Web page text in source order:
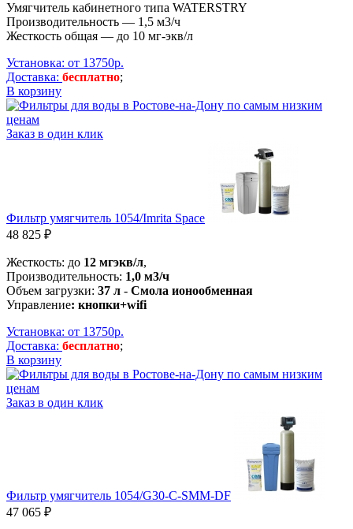
Умягчитель кабинетного типа WATERSTRY
Производительность — 1,5 м3/ч
Жесткость общая — до 10 мг-экв/л
Установка: от 13750р.
Доставка: бесплатно;
В корзину
Заказ в один клик
Фильтр умягчитель 1054/Imrita Space
48 825 ₽
Жесткость: до 12 мгэкв/л,
Производительность: 1,0 м3/ч
Объем загрузки: 37 л - Смола ионообменная
Управление: кнопки+wifi
Установка: от 13750р.
Доставка: бесплатно;
В корзину
Заказ в один клик
Фильтр умягчитель 1054/G30-С-SMM-DF
47 065 ₽